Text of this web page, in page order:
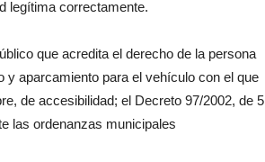
legítima correctamente.
que acredita el derecho de la persona
y aparcamiento para el vehículo con el que
de accesibilidad; el Decreto 97/2002, de 5
las ordenanzas municipales